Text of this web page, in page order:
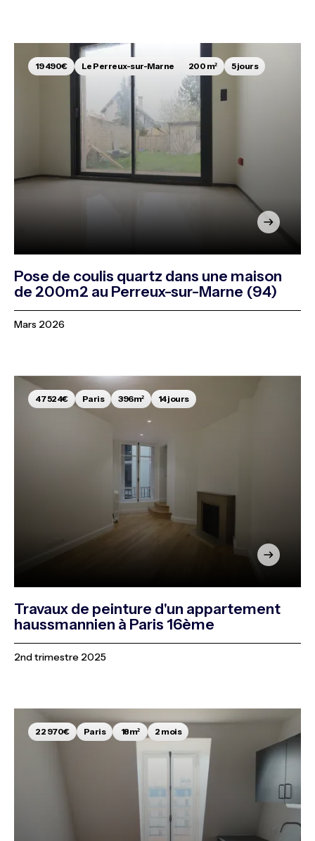
19 490€ Le Perreux-sur-Marne 200 m² 5 jours
Pose de coulis quartz dans une maison
de 200m2 au Perreux-sur-Marne (94)
Mars 2026
47 524€ Paris 396m² 14 jours
Travaux de peinture d'un appartement
haussmannien à Paris 16ème
2nd trimestre 2025
22 970€ Paris 18m² 2 mois